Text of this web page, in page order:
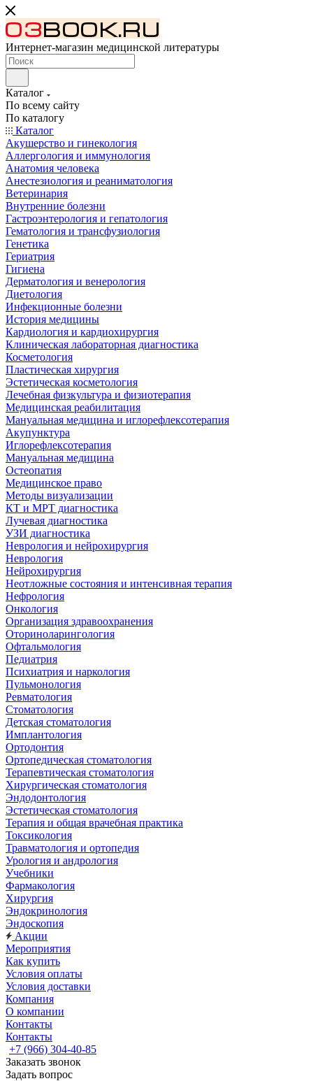
Интернет-магазин медицинской литературы
Каталог
По всему сайту
По каталогу
Каталог
Акушерство и гинекология
Аллергология и иммунология
Анатомия человека
Анестезиология и реаниматология
Ветеринария
Внутренние болезни
Гастроэнтерология и гепатология
Гематология и трансфузиология
Генетика
Гериатрия
Гигиена
Дерматология и венерология
Диетология
Инфекционные болезни
История медицины
Кардиология и кардиохирургия
Клиническая лабораторная диагностика
Косметология
Пластическая хирургия
Эстетическая косметология
Лечебная физкультура и физиотерапия
Медицинская реабилитация
Мануальная медицина и иглорефлексотерапия
Акупунктура
Иглорефлексотерапия
Мануальная медицина
Остеопатия
Медицинское право
Методы визуализации
КТ и МРТ диагностика
Лучевая диагностика
УЗИ диагностика
Неврология и нейрохирургия
Неврология
Нейрохирургия
Неотложные состояния и интенсивная терапия
Нефрология
Онкология
Организация здравоохранения
Оториноларингология
Офтальмология
Педиатрия
Психиатрия и наркология
Пульмонология
Ревматология
Стоматология
Детская стоматология
Имплантология
Ортодонтия
Ортопедическая стоматология
Терапевтическая стоматология
Хирургическая стоматология
Эндодонтология
Эстетическая стоматология
Терапия и общая врачебная практика
Токсикология
Травматология и ортопедия
Урология и андрология
Учебники
Фармакология
Хирургия
Эндокринология
Эндоскопия
Акции
Мероприятия
Как купить
Условия оплаты
Условия доставки
Компания
О компании
Контакты
Контакты
+7 (966) 304-40-85
Заказать звонок
Задать вопрос